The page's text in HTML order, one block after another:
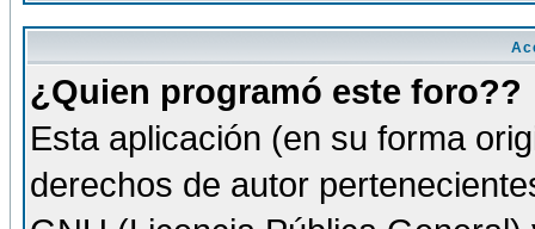
¿Quien programó este foro??
Esta aplicación (en su forma
derechos de autor